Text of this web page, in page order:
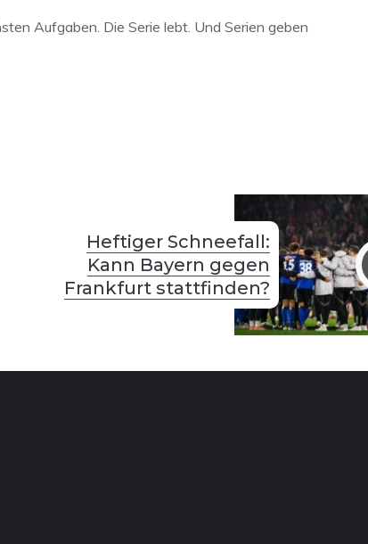
Aufgaben. Die Serie lebt. Und Serien geben
Heftiger Schneefall:
Kann Bayern gegen
Frankfurt stattfinden?